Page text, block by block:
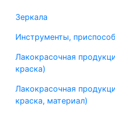
Зеркала
Инструменты,
Лакокрасочная
краска)
Лакокрасочная
краска, материал)